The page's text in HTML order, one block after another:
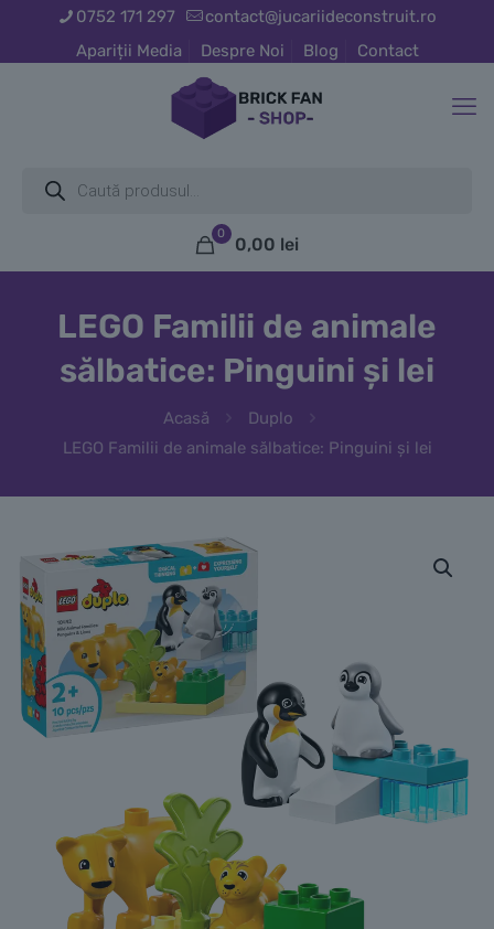
0752 171 297
contact@jucariideconstruit.ro
Apariții Media
Despre Noi Blog Contact
search
0
0,00 lei
LEGO Familii de animale
sălbatice: Pinguini și lei
Acasă
Duplo
LEGO Familii de animale sălbatice: Pinguini și lei